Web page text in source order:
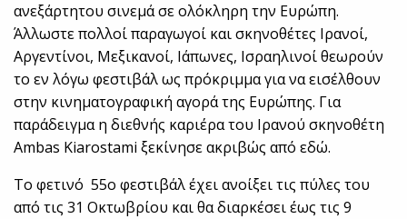
ανεξάρτητου σινεμά σε ολόκληρη την Ευρώπη.
Άλλωστε πολλοί παραγωγοί και σκηνοθέτες Ιρανοί,
Αργεντίνοι, Μεξικανοί, Ιάπωνες, Ισραηλινοί θεωρούν
το εν λόγω φεστιβάλ ως πρόκριμμα για να εισέλθουν
στην κινηματογραφική αγορά της Ευρώπης. Για
παράδειγμα η διεθνής καριέρα του Ιρανού σκηνοθέτη
Ambas Kiarostami ξεκίνησε ακριβώς από εδώ.
Το φετινό 55ο φεστιβάλ έχει ανοίξει τις πύλες του
από τις 31 Οκτωβρίου και θα διαρκέσει έως τις 9